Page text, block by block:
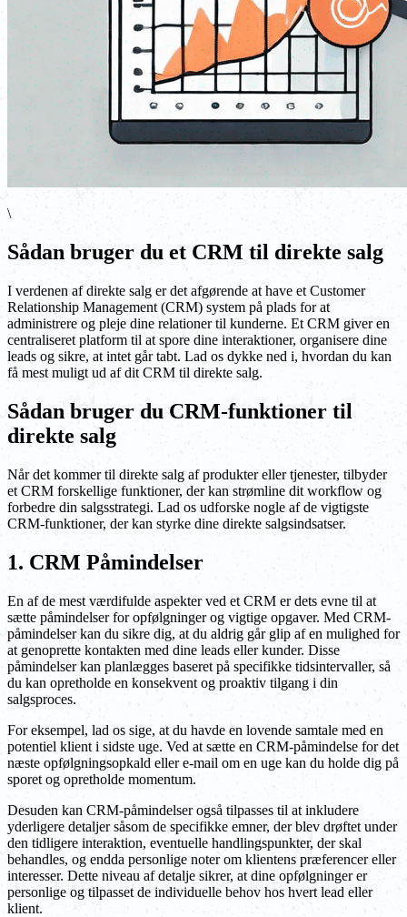
\
Sådan bruger du et CRM til direkte salg
I verdenen af direkte salg er det afgørende at have et Customer
Relationship Management (CRM) system på plads for at
administrere og pleje dine relationer til kunderne. Et CRM giver en
centraliseret platform til at spore dine interaktioner, organisere dine
leads og sikre, at intet går tabt. Lad os dykke ned i, hvordan du kan
få mest muligt ud af dit CRM til direkte salg.
Sådan bruger du CRM-funktioner til
direkte salg
Når det kommer til direkte salg af produkter eller tjenester, tilbyder
et CRM forskellige funktioner, der kan strømline dit workflow og
forbedre din salgsstrategi. Lad os udforske nogle af de vigtigste
CRM-funktioner, der kan styrke dine direkte salgsindsatser.
1. CRM Påmindelser
En af de mest værdifulde aspekter ved et CRM er dets evne til at
sætte påmindelser for opfølgninger og vigtige opgaver. Med CRM-
påmindelser kan du sikre dig, at du aldrig går glip af en mulighed for
at genoprette kontakten med dine leads eller kunder. Disse
påmindelser kan planlægges baseret på specifikke tidsintervaller, så
du kan opretholde en konsekvent og proaktiv tilgang i din
salgsproces.
For eksempel, lad os sige, at du havde en lovende samtale med en
potentiel klient i sidste uge. Ved at sætte en CRM-påmindelse for det
næste opfølgningsopkald eller e-mail om en uge kan du holde dig på
sporet og opretholde momentum.
Desuden kan CRM-påmindelser også tilpasses til at inkludere
yderligere detaljer såsom de specifikke emner, der blev drøftet under
den tidligere interaktion, eventuelle handlingspunkter, der skal
behandles, og endda personlige noter om klientens præferencer eller
interesser. Dette niveau af detalje sikrer, at dine opfølgninger er
personlige og tilpasset de individuelle behov hos hvert lead eller
klient.